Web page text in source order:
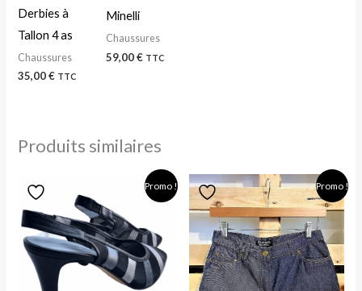
Derbies à
Tallon 4 as
Chaussures
35,00€ TTC
Minelli
Chaussures
59,00€ TTC
Produits similaires
Promo !
prix
initial
était :
125,00 €.
actuel
est :
55,00 €.
Promo !
Le
prix
initial
était :
110,00 €.
Le
actuel
est :
45,00 €.